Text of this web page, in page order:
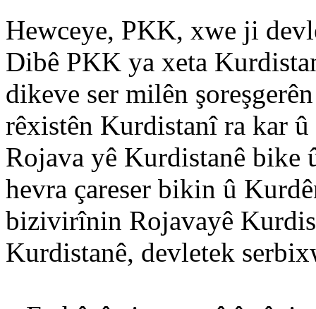
Hewceye, PKK, xwe ji
Dibê PKK ya xeta
dikeve ser milên
rêxistên Kurdistanî ra kar
Rojava yê Kurdistanê bike
hevra çareser bikin û
bizivirînin Rojavayê
Kurdistanê, devletek